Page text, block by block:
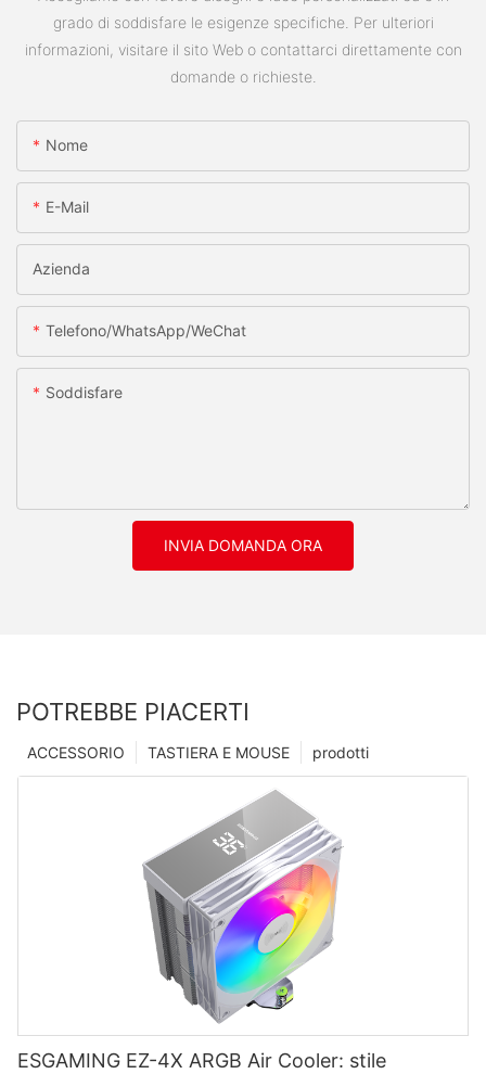
grado di soddisfare le esigenze specifiche. Per ulteriori
informazioni, visitare il sito Web o contattarci direttamente con
domande o richieste.
Nome
E-Mail
Azienda
Telefono/WhatsApp/WeChat
Soddisfare
INVIA DOMANDA ORA
POTREBBE PIACERTI
prodotti
TASTIERA E MOUSE
ACCESSORIO
ESGAMING EZ-4X ARGB Air Cooler: stile